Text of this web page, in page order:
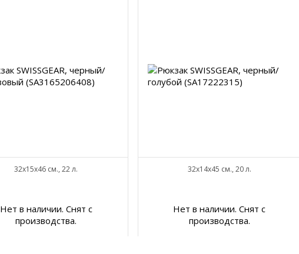
32x15x46 см., 22 л.
Нет в наличии. Снят с
производства.
32x14x45 см., 20 л.
Нет в наличии. Снят с
производства.